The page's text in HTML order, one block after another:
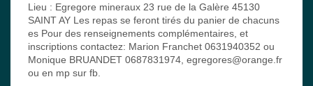
Lieu : Egregore mineraux 23 rue de la Galère 45130
SAINT AY Les repas se feront tirés du panier de chacuns
es Pour des renseignements complémentaires, et
inscriptions contactez: Marion Franchet 0631940352 ou
Monique BRUANDET 0687831974, egregores@orange.fr
ou en mp sur fb.